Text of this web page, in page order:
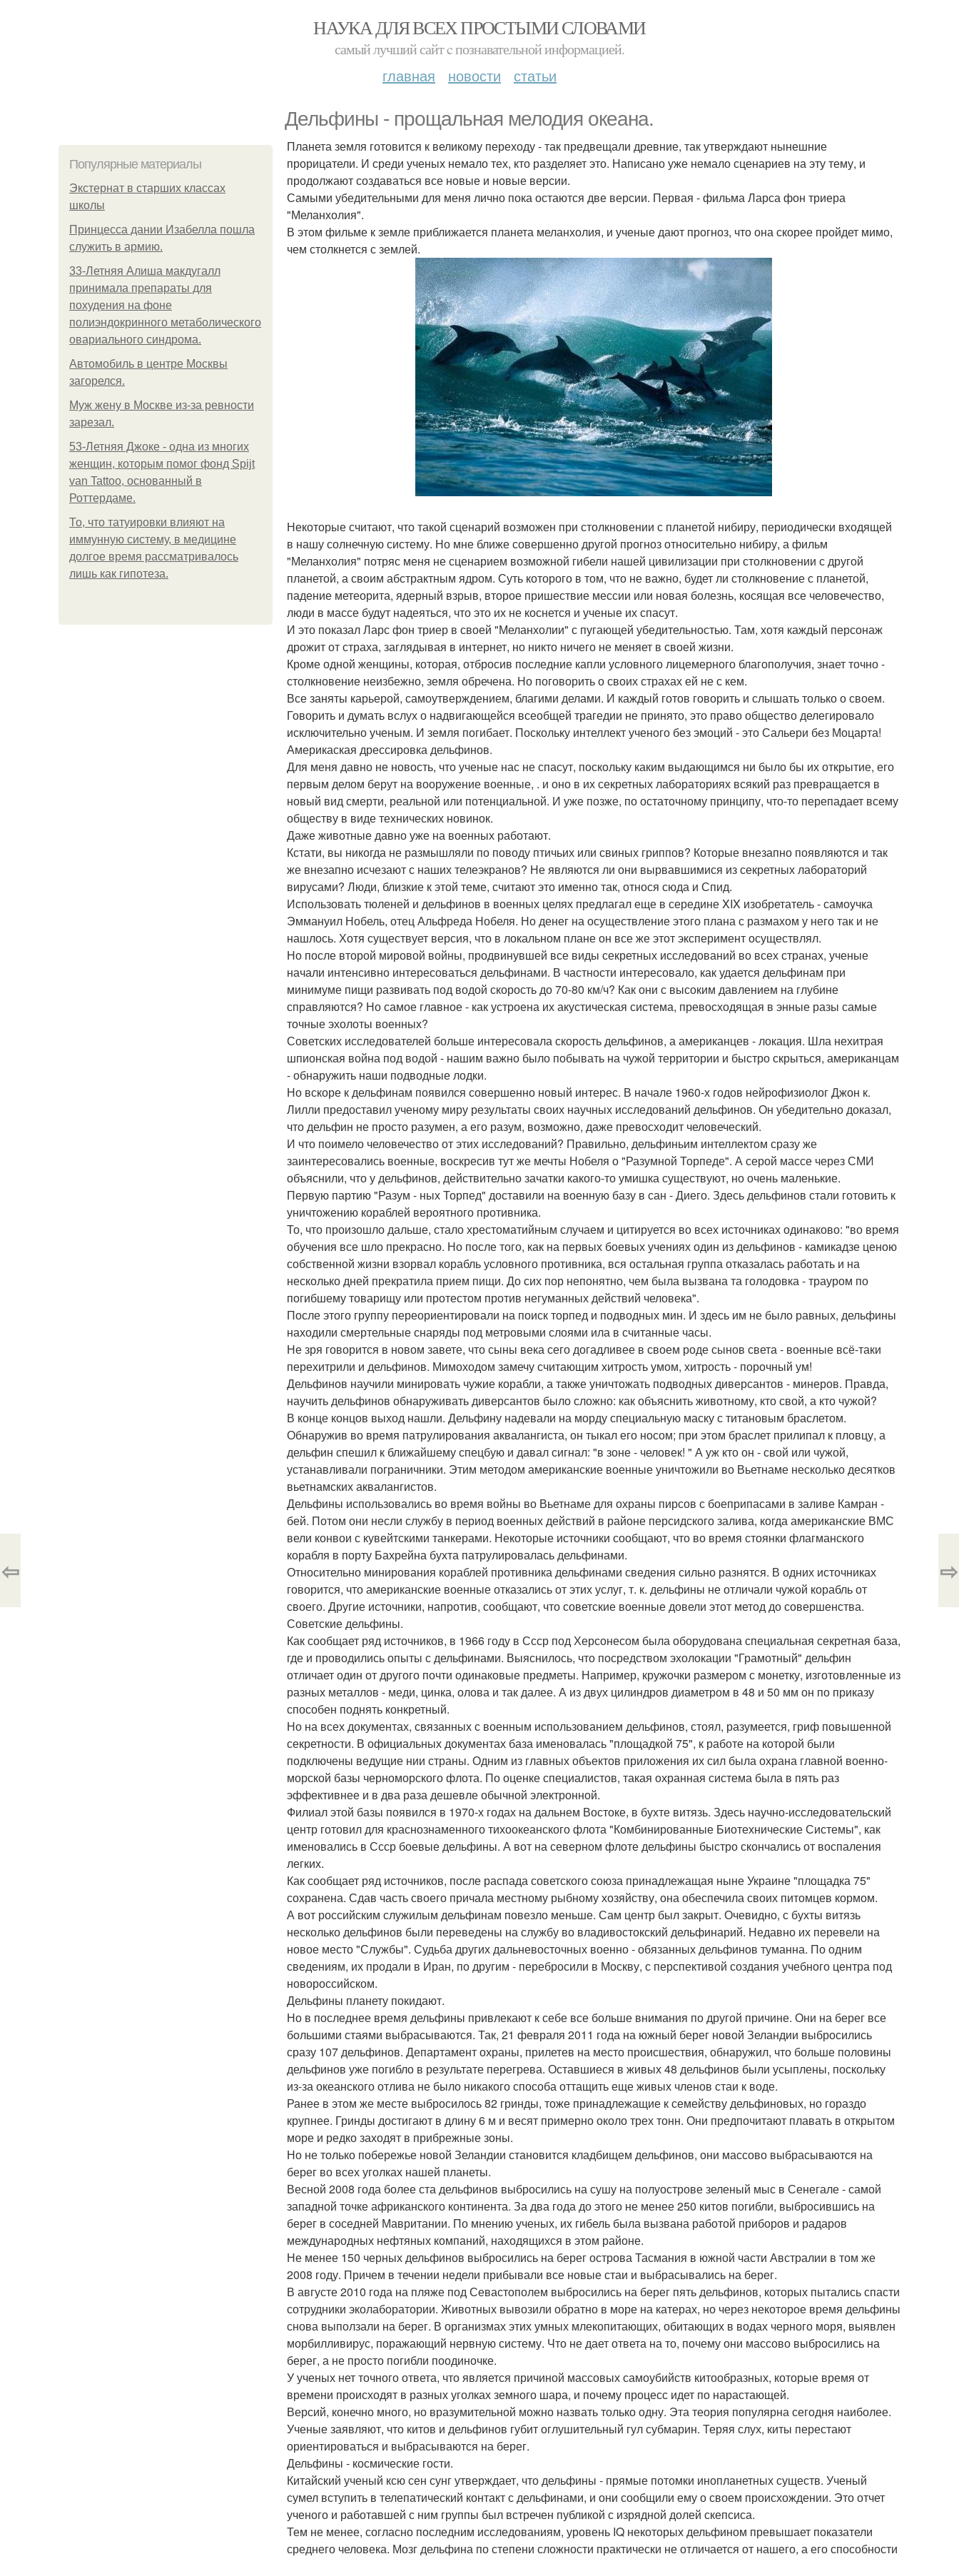
НАУКА ДЛЯ ВСЕХ ПРОСТЫМИ СЛОВАМИ
самый лучший сайт c познавательной информацией.
главная новости статьи
Дельфины - прощальная мелодия океана.
Популярные материалы
Экстернат в старших классах
школы
Принцесса дании Изабелла пошла
служить в армию.
33-Летняя Алиша макдугалл
принимала препараты для
похудения на фоне
полиэндокринного метаболического
овариального синдрома.
Автомобиль в центре Москвы
загорелся.
Mуж жену в Москве из-за ревности
зарезал.
53-Летняя Джоке - одна из многих
женщин, которым помог фонд Spijt
van Tattoo, основанный в
Роттердаме.
То, что татуировки влияют на
иммунную систему, в медицине
долгое время рассматривалось
лишь как гипотеза.
Планета земля готовится к великому переходу - так предвещали древние, так утверждают нынешние
прорицатели. И среди ученых немало тех, кто разделяет это. Написано уже немало сценариев на эту тему, и
продолжают создаваться все новые и новые версии.
Самыми убедительными для меня лично пока остаются две версии. Первая - фильма Ларса фон триера
"Меланхолия".
В этом фильме к земле приближается планета меланхолия, и ученые дают прогноз, что она скорее пройдет мимо,
чем столкнется с землей.
Некоторые считают, что такой сценарий возможен при столкновении с планетой нибиру, периодически входящей
в нашу солнечную систему. Но мне ближе совершенно другой прогноз относительно нибиру, а фильм
"Меланхолия" потряс меня не сценарием возможной гибели нашей цивилизации при столкновении с другой
планетой, а своим абстрактным ядром. Суть которого в том, что не важно, будет ли столкновение с планетой,
падение метеорита, ядерный взрыв, второе пришествие мессии или новая болезнь, косящая все человечество,
люди в массе будут надеяться, что это их не коснется и ученые их спасут.
И это показал Ларс фон триер в своей "Меланхолии" с пугающей убедительностью. Там, хотя каждый персонаж
дрожит от страха, заглядывая в интернет, но никто ничего не меняет в своей жизни.
Кроме одной женщины, которая, отбросив последние капли условного лицемерного благополучия, знает точно -
столкновение неизбежно, земля обречена. Но поговорить о своих страхах ей не с кем.
Все заняты карьерой, самоутверждением, благими делами. И каждый готов говорить и слышать только о своем.
Говорить и думать вслух о надвигающейся всеобщей трагедии не принято, это право общество делегировало
исключительно ученым. И земля погибает. Поскольку интеллект ученого без эмоций - это Сальери без Моцарта!
Америкаская дрессировка дельфинов.
Для меня давно не новость, что ученые нас не спасут, поскольку каким выдающимся ни было бы их открытие, его
первым делом берут на вооружение военные, . и оно в их секретных лабораториях всякий раз превращается в
новый вид смерти, реальной или потенциальной. И уже позже, по остаточному принципу, что-то перепадает всему
обществу в виде технических новинок.
Даже животные давно уже на военных работают.
Кстати, вы никогда не размышляли по поводу птичьих или свиных гриппов? Которые внезапно появляются и так
же внезапно исчезают с наших телеэкранов? Не являются ли они вырвавшимися из секретных лабораторий
вирусами? Люди, близкие к этой теме, считают это именно так, относя сюда и Спид.
Использовать тюленей и дельфинов в военных целях предлагал еще в середине XIX изобретатель - самоучка
Эммануил Нобель, отец Альфреда Нобеля. Но денег на осуществление этого плана с размахом у него так и не
нашлось. Хотя существует версия, что в локальном плане он все же этот эксперимент осуществлял.
Но после второй мировой войны, продвинувшей все виды секретных исследований во всех странах, ученые
начали интенсивно интересоваться дельфинами. В частности интересовало, как удается дельфинам при
минимуме пищи развивать под водой скорость до 70-80 км/ч? Как они с высоким давлением на глубине
справляются? Но самое главное - как устроена их акустическая система, превосходящая в энные разы самые
точные эхолоты военных?
Советских исследователей больше интересовала скорость дельфинов, а американцев - локация. Шла нехитрая
шпионская война под водой - нашим важно было побывать на чужой территории и быстро скрыться, американцам
- обнаружить наши подводные лодки.
Но вскоре к дельфинам появился совершенно новый интерес. В начале 1960-х годов нейрофизиолог Джон к.
Лилли предоставил ученому миру результаты своих научных исследований дельфинов. Он убедительно доказал,
что дельфин не просто разумен, а его разум, возможно, даже превосходит человеческий.
И что поимело человечество от этих исследований? Правильно, дельфиньим интеллектом сразу же
заинтересовались военные, воскресив тут же мечты Нобеля о "Разумной Торпеде". А серой массе через СМИ
объяснили, что у дельфинов, действительно зачатки какого-то умишка существуют, но очень маленькие.
Первую партию "Разум - ных Торпед" доставили на военную базу в сан - Диего. Здесь дельфинов стали готовить к
уничтожению кораблей вероятного противника.
То, что произошло дальше, стало хрестоматийным случаем и цитируется во всех источниках одинаково: "во время
обучения все шло прекрасно. Но после того, как на первых боевых учениях один из дельфинов - камикадзе ценою
собственной жизни взорвал корабль условного противника, вся остальная группа отказалась работать и на
несколько дней прекратила прием пищи. До сих пор непонятно, чем была вызвана та голодовка - трауром по
погибшему товарищу или протестом против негуманных действий человека".
После этого группу переориентировали на поиск торпед и подводных мин. И здесь им не было равных, дельфины
находили смертельные снаряды под метровыми слоями ила в считанные часы.
Не зря говорится в новом завете, что сыны века сего догадливее в своем роде сынов света - военные всё-таки
перехитрили и дельфинов. Мимоходом замечу считающим хитрость умом, хитрость - порочный ум!
Дельфинов научили минировать чужие корабли, а также уничтожать подводных диверсантов - минеров. Правда,
научить дельфинов обнаруживать диверсантов было сложно: как объяснить животному, кто свой, а кто чужой?
В конце концов выход нашли. Дельфину надевали на морду специальную маску с титановым браслетом.
Обнаружив во время патрулирования аквалангиста, он тыкал его носом; при этом браслет прилипал к пловцу, а
дельфин спешил к ближайшему спецбую и давал сигнал: "в зоне - человек! " А уж кто он - свой или чужой,
устанавливали пограничники. Этим методом американские военные уничтожили во Вьетнаме несколько десятков
вьетнамских аквалангистов.
Дельфины использовались во время войны во Вьетнаме для охраны пирсов с боеприпасами в заливе Камран -
бей. Потом они несли службу в период военных действий в районе персидского залива, когда американские ВМС
вели конвои с кувейтскими танкерами. Некоторые источники сообщают, что во время стоянки флагманского
корабля в порту Бахрейна бухта патрулировалась дельфинами.
Относительно минирования кораблей противника дельфинами сведения сильно разнятся. В одних источниках
говорится, что американские военные отказались от этих услуг, т. к. дельфины не отличали чужой корабль от
своего. Другие источники, напротив, сообщают, что советские военные довели этот метод до совершенства.
Советские дельфины.
Как сообщает ряд источников, в 1966 году в Ссср под Херсонесом была оборудована специальная секретная база,
где и проводились опыты с дельфинами. Выяснилось, что посредством эхолокации "Грамотный" дельфин
отличает один от другого почти одинаковые предметы. Например, кружочки размером с монетку, изготовленные из
разных металлов - меди, цинка, олова и так далее. А из двух цилиндров диаметром в 48 и 50 мм он по приказу
способен поднять конкретный.
Но на всех документах, связанных с военным использованием дельфинов, стоял, разумеется, гриф повышенной
секретности. В официальных документах база именовалась "площадкой 75", к работе на которой были
подключены ведущие нии страны. Одним из главных объектов приложения их сил была охрана главной военно-
морской базы черноморского флота. По оценке специалистов, такая охранная система была в пять раз
эффективнее и в два раза дешевле обычной электронной.
Филиал этой базы появился в 1970-х годах на дальнем Востоке, в бухте витязь. Здесь научно-исследовательский
центр готовил для краснознаменного тихоокеанского флота "Комбинированные Биотехнические Системы", как
именовались в Ссср боевые дельфины. А вот на северном флоте дельфины быстро скончались от воспаления
легких.
Как сообщает ряд источников, после распада советского союза принадлежащая ныне Украине "площадка 75"
сохранена. Сдав часть своего причала местному рыбному хозяйству, она обеспечила своих питомцев кормом.
А вот российским служилым дельфинам повезло меньше. Сам центр был закрыт. Очевидно, с бухты витязь
несколько дельфинов были переведены на службу во владивостокский дельфинарий. Недавно их перевели на
новое место "Службы". Судьба других дальневосточных военно - обязанных дельфинов туманна. По одним
сведениям, их продали в Иран, по другим - перебросили в Москву, с перспективой создания учебного центра под
новороссийском.
Дельфины планету покидают.
Но в последнее время дельфины привлекают к себе все больше внимания по другой причине. Они на берег все
большими стаями выбрасываются. Так, 21 февраля 2011 года на южный берег новой Зеландии выбросились
сразу 107 дельфинов. Департамент охраны, прилетев на место происшествия, обнаружил, что больше половины
дельфинов уже погибло в результате перегрева. Оставшиеся в живых 48 дельфинов были усыплены, поскольку
из-за океанского отлива не было никакого способа оттащить еще живых членов стаи к воде.
Ранее в этом же месте выбросилось 82 гринды, тоже принадлежащие к семейству дельфиновых, но гораздо
крупнее. Гринды достигают в длину 6 м и весят примерно около трех тонн. Они предпочитают плавать в открытом
море и редко заходят в прибрежные зоны.
Но не только побережье новой Зеландии становится кладбищем дельфинов, они массово выбрасываются на
берег во всех уголках нашей планеты.
Весной 2008 года более ста дельфинов выбросились на сушу на полуострове зеленый мыс в Сенегале - самой
западной точке африканского континента. За два года до этого не менее 250 китов погибли, выбросившись на
берег в соседней Мавритании. По мнению ученых, их гибель была вызвана работой приборов и радаров
международных нефтяных компаний, находящихся в этом районе.
Не менее 150 черных дельфинов выбросились на берег острова Тасмания в южной части Австралии в том же
2008 году. Причем в течении недели прибывали все новые стаи и выбрасывались на берег.
В августе 2010 года на пляже под Севастополем выбросились на берег пять дельфинов, которых пытались спасти
сотрудники эколаборатории. Животных вывозили обратно в море на катерах, но через некоторое время дельфины
снова выползали на берег. В организмах этих умных млекопитающих, обитающих в водах черного моря, выявлен
морбилливирус, поражающий нервную систему. Что не дает ответа на то, почему они массово выбросились на
берег, а не просто погибли поодиночке.
У ученых нет точного ответа, что является причиной массовых самоубийств китообразных, которые время от
времени происходят в разных уголках земного шара, и почему процесс идет по нарастающей.
Версий, конечно много, но вразумительной можно назвать только одну. Эта теория популярна сегодня наиболее.
Ученые заявляют, что китов и дельфинов губит оглушительный гул субмарин. Теряя слух, киты перестают
ориентироваться и выбрасываются на берег.
Дельфины - космические гости.
Китайский ученый ксю сен сунг утверждает, что дельфины - прямые потомки инопланетных существ. Ученый
сумел вступить в телепатический контакт с дельфинами, и они сообщили ему о своем происхождении. Это отчет
ученого и работавшей с ним группы был встречен публикой с изрядной долей скепсиса.
Тем не менее, согласно последним исследованиям, уровень IQ некоторых дельфином превышает показатели
среднего человека. Мозг дельфина по степени сложности практически не отличается от нашего, а его способности
⇦ ⇨